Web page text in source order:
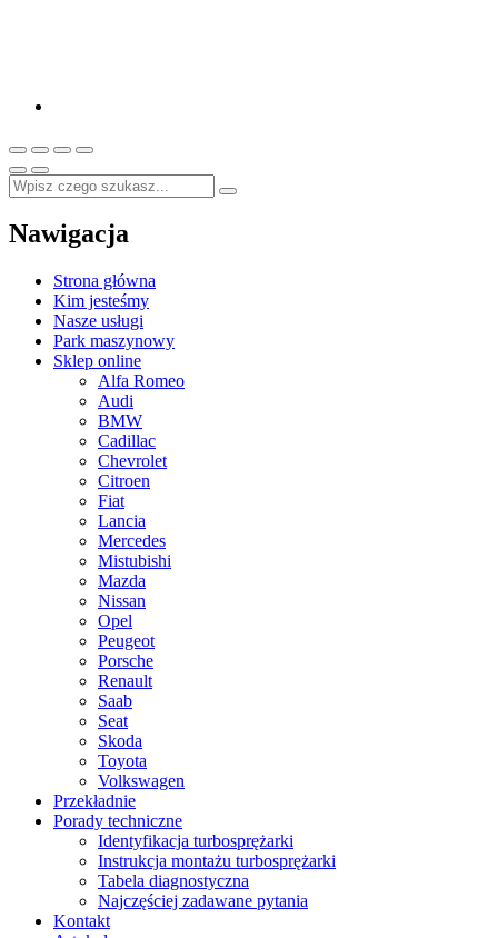
Nawigacja
Strona główna
Kim jesteśmy
Nasze usługi
Park maszynowy
Sklep online
Alfa Romeo
Audi
BMW
Cadillac
Chevrolet
Citroen
Fiat
Lancia
Mercedes
Mistubishi
Mazda
Nissan
Opel
Peugeot
Porsche
Renault
Saab
Seat
Skoda
Toyota
Volkswagen
Przekładnie
Porady techniczne
Identyfikacja turbosprężarki
Instrukcja montażu turbosprężarki
Tabela diagnostyczna
Najczęściej zadawane pytania
Kontakt